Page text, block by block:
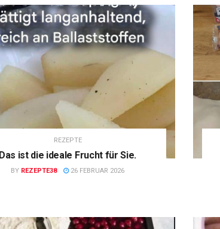
REZEPTE
Das ist die ideale Frucht für Sie.
BY REZEPTE38 26 FEBRUAR 2026